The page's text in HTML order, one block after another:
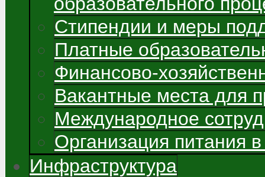
Стипендии и меры
Платные
Финансово-
Вакантные места для
Международное
Организация питания
Инфраструктура